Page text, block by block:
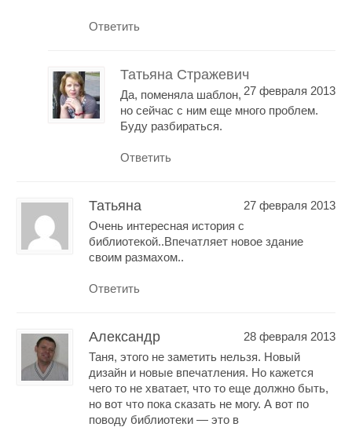
Ответить
Татьяна Стражевич
27 февраля 2013
Да, поменяла шаблон,
но сейчас с ним еще много проблем.
Буду разбираться.
Ответить
Татьяна
27 февраля 2013
Очень интересная история с
библиотекой..Впечатляет новое здание
своим размахом..
Ответить
Александр
28 февраля 2013
Таня, этого не заметить нельзя. Новый
дизайн и новые впечатления. Но кажется
чего то не хватает, что то еще должно быть,
но вот что пока сказать не могу. А вот по
поводу библиотеки — это в